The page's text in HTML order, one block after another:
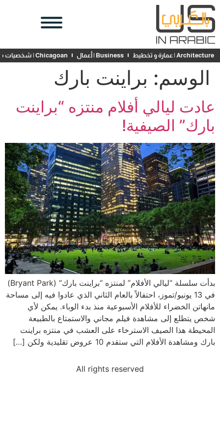
Architecture | عمارة و تخطيط Business | أعمال Chicagoan | شخصيات محلية
الوسم: براينت بارك
عادت ليالي أفلام منتزه “براينت
بارك” الصيفية!
بدأت سلسلة “ليالي الأفلام” لمنتزه “براينت بارك” (Bryant Park)
في 13 يونيو/تموز، احتفالاً بالعام الثاني الذي عادوا فيه إلى مساحة
مانهاتن الخضراء للأفلام الأسبوعية منذ بدء الوباء. يمكن لأي
شخص يتطلع إلى مشاهدة فيلم مجاني والاستمتاع بالطبيعة
المحيطة هذا الصيف الاسترخاء على العشب في منتزه براينت
بارك ومشاهدة الأفلام التي ستقدم 10 عروض تقليدية ولكن […]
All rights reserved